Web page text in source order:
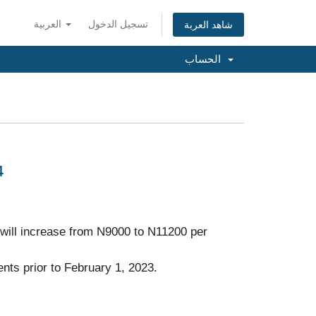
تسجيل الدخول شاهد العربة
increase from N9000 to N11200 per
prior to February 1, 2023.